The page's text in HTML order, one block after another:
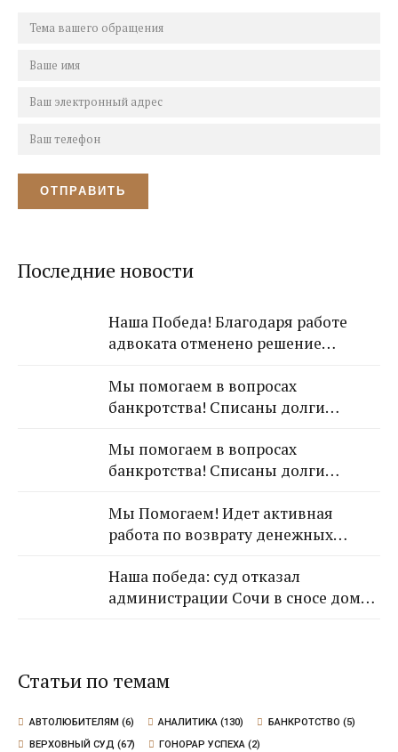
Последние новости
Наша Победа! Благодаря работе
адвоката отменено решение
взыскании с арендодателя 650 000
рублей!
Мы помогаем в вопросах
банкротства! Списаны долги
Мы помогаем в вопросах
банкротства! Списаны долги
Мы Помогаем! Идет активная
работа по возврату денежных
Самвела Смпатовича 17.07.1983 г.р.
Наша победа: суд отказал
администрации Сочи в сносе дома,
Статьи по темам
АВТОЛЮБИТЕЛЯМ (6) АНАЛИТИКА (130) БАНКРОТСТВО (5)
ВЕРХОВНЫЙ СУД (67) ГОНОРАР УСПЕХА (2)